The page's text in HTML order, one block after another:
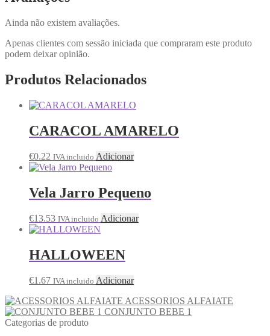
Ainda não existem avaliações.
Apenas clientes com sessão iniciada que compraram este produto
podem deixar opinião.
Produtos Relacionados
CARACOL AMARELO
€0.22 IVA incluido Adicionar
Vela Jarro Pequeno
€13.53 IVA incluido Adicionar
HALLOWEEN
€1.67 IVA incluido Adicionar
ACESSORIOS ALFAIATE
CONJUNTO BEBE 1
Categorias de produto